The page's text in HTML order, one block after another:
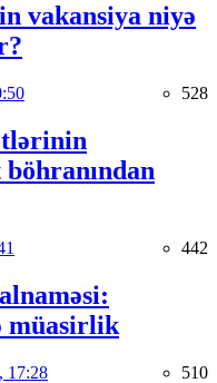
vakansiya niyə
528
442
müasirlik
17:28 510